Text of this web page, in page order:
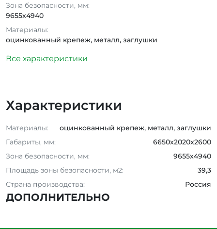
Зона безопасности, мм:
9655x4940
Материалы:
оцинкованный крепеж, металл, заглушки
Все характеристики
Характеристики
Материалы:
оцинкованный крепеж, металл, заглушки
Габариты, мм:
6650x2020x2600
Зона безопасности, мм:
9655x4940
Площадь зоны безопасности, м2:
39,3
Страна производства:
Россия
ДОПОЛНИТЕЛЬНО